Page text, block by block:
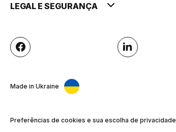
LEGAL E SEGURANÇA
Made in Ukraine
Preferências de cookies e sua escolha de privacidade